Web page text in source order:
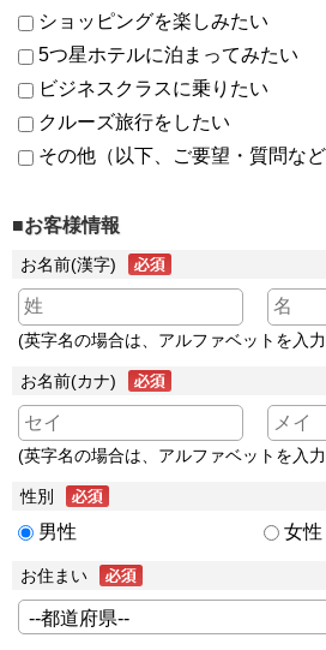
ショッピングを楽しみたい
5つ星ホテルに泊まってみたい
ビジネスクラスに乗りたい
クルーズ旅行をしたい
その他（以下、ご要望・質問な
■お客様情報
お名前(漢字)
(英字名の場合は、アルファベットを入
お名前(カナ)
(英字名の場合は、アルファベットを入
性別
男性 女性
お住まい